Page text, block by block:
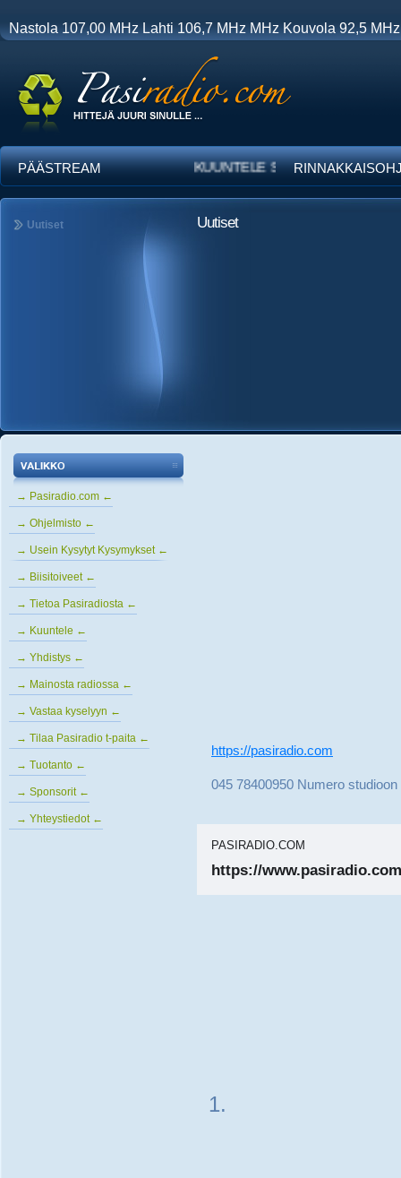
Nastola 107,00 MHz Lahti 106,7 MHz MHz Kouvola 92,5
PÄÄSTREAM KUUNTELE SELAIMELLA
Uutiset Uutiset
→ Pasiradio.com ←
→ Ohjelmisto ←
→ Usein Kysytyt Kysymykset ←
→ Biisitoiveet ←
→ Tietoa Pasiradiosta ←
→ Kuuntele ←
→ Yhdistys ←
→ Mainosta radiossa ←
→ Vastaa kyselyyn ←
→ Tilaa Pasiradio t-paita ←
→ Tuotanto ←
→ Sponsorit ←
→ Yhteystiedot ←
https://pasiradio.com
045 78400950 Numero studioon
PASIRADIO.COM
https://